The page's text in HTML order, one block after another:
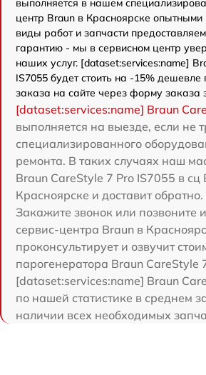
выполняется в нашем
центр Braun в Красноярске
виды работ и запчасти
гарантию - мы в сервисном центр
наших услуг. [dataset:services:name]
IS7055 будет стоить на -15%
заказа на сайте через форму заказа
[dataset:services:name] Braun
выполняется на выезде, если не
специализированного
ремонта. В таких случаях наш
Braun CareStyle 7 Pro IS7055 в сц
Красноярске и доставит обратно.
Закажите звонок или позвоните
сервис-центра Braun в
проконсультирует и озвучит
парогенератора Braun CareStyle
[dataset:services:name] Braun
по нашей статистике в среднем
наличии всех необходимых